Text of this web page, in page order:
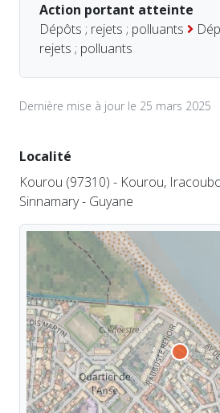
Action portant atteinte
Dépôts ; rejets ; polluants
rejets ; polluants
Dernière mise à jour le 25 mars 2025
Localité
Kourou (97310) - Kourou,
Sinnamary - Guyane